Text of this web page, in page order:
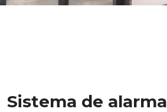
Sistema de alarma